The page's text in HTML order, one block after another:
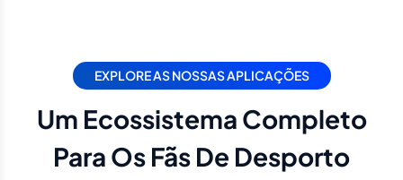
EXPLORE AS NOSSAS APLICAÇÕES
Um Ecossistema Completo
Para Os Fãs De Desporto